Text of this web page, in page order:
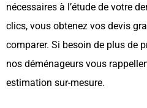
nécessaires à l’étude de votre
clics, vous obtenez vos devis
comparer. Si besoin de plus de
nos déménageurs vous
estimation sur-mesure.